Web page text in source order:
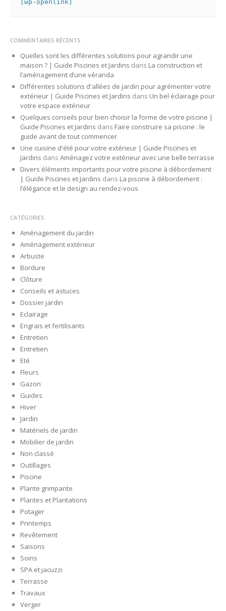
[wp-openlink]
COMMENTAIRES RÉCENTS
Quelles sont les différentes solutions pour agrandir une
maison ? | Guide Piscines et Jardins dans La construction et
l’aménagement d’une véranda
Différentes solutions d'allées de jardin pour agrémenter votre
extérieur | Guide Piscines et Jardins dans Un bel éclairage pour
votre espace extérieur
Quelques conseils pour bien choisir la forme de votre piscine |
Guide Piscines et Jardins dans Faire construire sa piscine : le
guide avant de tout commencer
Une cuisine d'été pour votre extérieur | Guide Piscines et
Jardins dans Aménagez votre extérieur avec une belle terrasse
Divers éléments importants pour votre piscine à débordement
| Guide Piscines et Jardins dans La piscine à débordement :
l’élégance et le design au rendez-vous
CATÉGORIES
Aménagement du jardin
Aménagement extérieur
Arbuste
Bordure
Clôture
Conseils et astuces
Dossier jardin
Eclairage
Engrais et fertilisants
Entretien
Entretien
Eté
Fleurs
Gazon
Guides
Hiver
Jardin
Matériels de jardin
Mobilier de jardin
Non classé
Outillages
Piscine
Plante grimpante
Plantes et Plantations
Potager
Printemps
Revêtement
Saisons
Soins
SPA et jacuzzi
Terrasse
Travaux
Verger